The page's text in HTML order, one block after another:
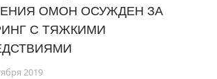
ОМОН ОСУЖДЕН ЗА
С ТЯЖКИМИ
2019